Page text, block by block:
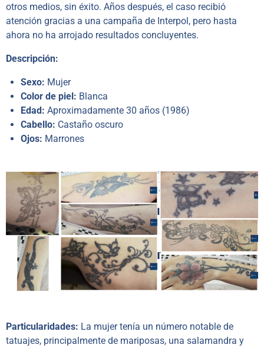
otros medios, sin éxito. Años después, el caso recibió
atención gracias a una campaña de Interpol, pero hasta
ahora no ha arrojado resultados concluyentes.
Descripción:
Sexo: Mujer
Color de piel: Blanca
Edad: Aproximadamente 30 años (1986)
Cabello: Castaño oscuro
Ojos: Marrones
Particularidades: La mujer tenía un número notable de
tatuajes, principalmente de mariposas, una salamandra y